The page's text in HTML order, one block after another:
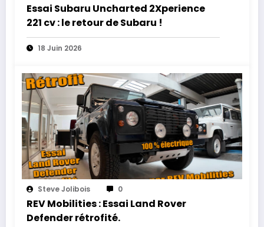
Essai Subaru Uncharted 2Xperience
221 cv : le retour de Subaru !
18 Juin 2026
Steve Jolibois 0
REV Mobilities : Essai Land Rover
Defender rétrofité.